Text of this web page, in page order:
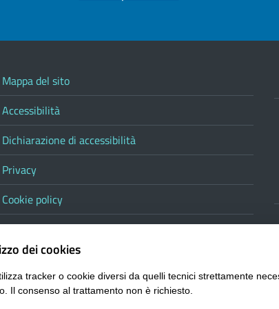
Mappa del sito
Accessibilità
Dichiarazione di accessibilità
Privacy
Cookie policy
Note legali
Contatta la Provincia
Responsabile del procedimento di pubblicazione
dei cookies
tracker o cookie diversi da quelli tecnici strettamente
Il consenso al trattamento non è richiesto.